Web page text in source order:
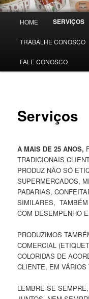
principal
HOME SERVIÇOS
TRABALHE CONOSCO
FALE CONOSCO
Serviços
A MAIS DE 25 ANOS,
TRADICIONAIS
PRODUZ NÃO SÓ
SUPERMERCADOS,
PADARIAS,
SIMILARES, TAMBÉM
COM DESEMPENHO
PRODUZIMOS
COMERCIAL
COLORIDAS DE
CLIENTE, EM VÁRIOS
LEMBRE-SE